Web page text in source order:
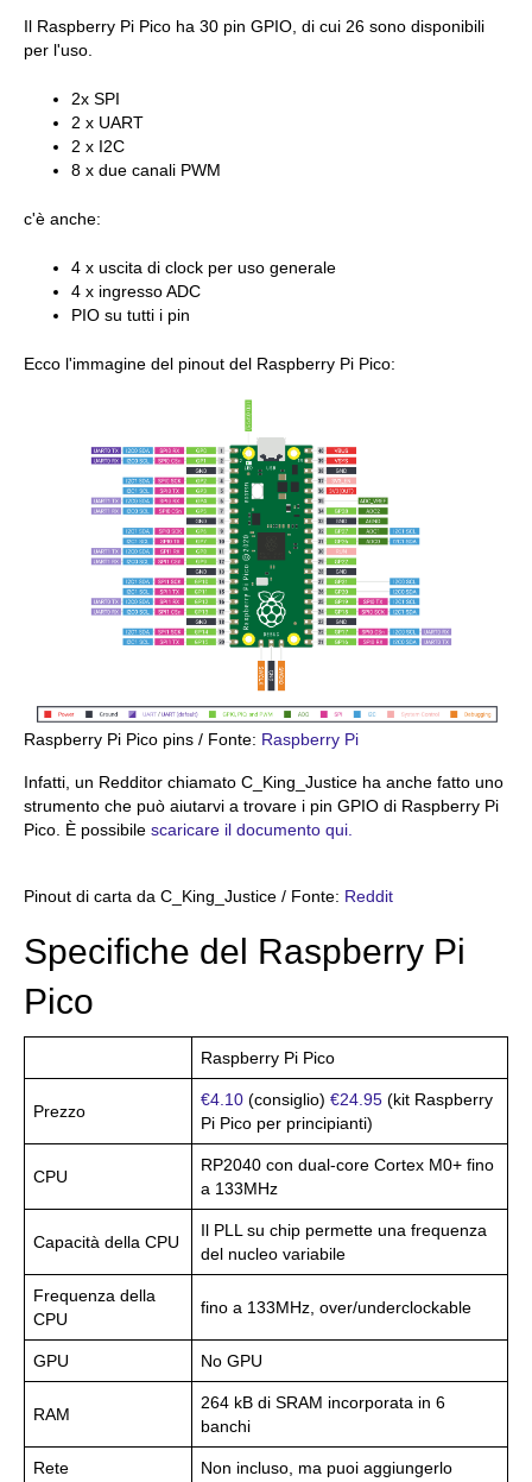
Il Raspberry Pi Pico ha 30 pin GPIO, di cui 26 sono disponibili
per l'uso.
2x SPI
2 x UART
2 x I2C
8 x due canali PWM
c'è anche:
4 x uscita di clock per uso generale
4 x ingresso ADC
PIO su tutti i pin
Ecco l'immagine del pinout del Raspberry Pi Pico:
Raspberry Pi Pico pins / Fonte: Raspberry Pi
Infatti, un Redditor chiamato C_King_Justice ha anche fatto uno
strumento che può aiutarvi a trovare i pin GPIO di Raspberry Pi
Pico. È possibile scaricare il documento qui.
Pinout di carta da C_King_Justice / Fonte: Reddit
Specifiche del Raspberry Pi
Pico
Raspberry Pi Pico
Prezzo
€4.10 (consiglio) €24.95 (kit Raspberry
Pi Pico per principianti)
CPU
RP2040 con dual-core Cortex M0+ fino
a 133MHz
Capacità della CPU
Il PLL su chip permette una frequenza
del nucleo variabile
Frequenza della
CPU
fino a 133MHz, over/underclockable
GPU No GPU
RAM
264 kB di SRAM incorporata in 6
banchi
Rete Non incluso, ma puoi aggiungerlo